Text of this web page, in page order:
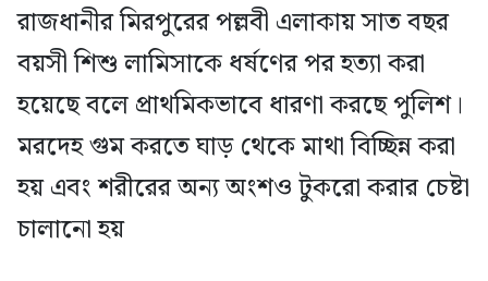
রাজধানীর মিরপুরের পল্লবী এলাকায় সাত বছর
বয়সী শিশু লামিসাকে ধর্ষণের পর হত্যা করা
হয়েছে বলে প্রাথমিকভাবে ধারণা করছে পুলিশ।
মরদেহ গুম করতে ঘাড় থেকে মাথা বিচ্ছিন্ন করা
হয় এবং শরীরের অন্য অংশও টুকরো করার চেষ্টা
চালানো হয়